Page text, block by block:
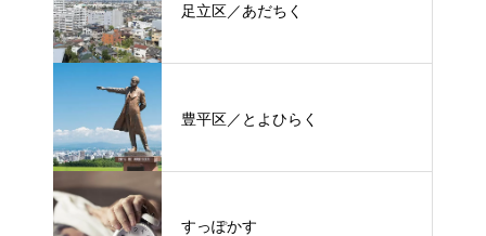
足立区／あだちく
豊平区／とよひらく
すっぽかす